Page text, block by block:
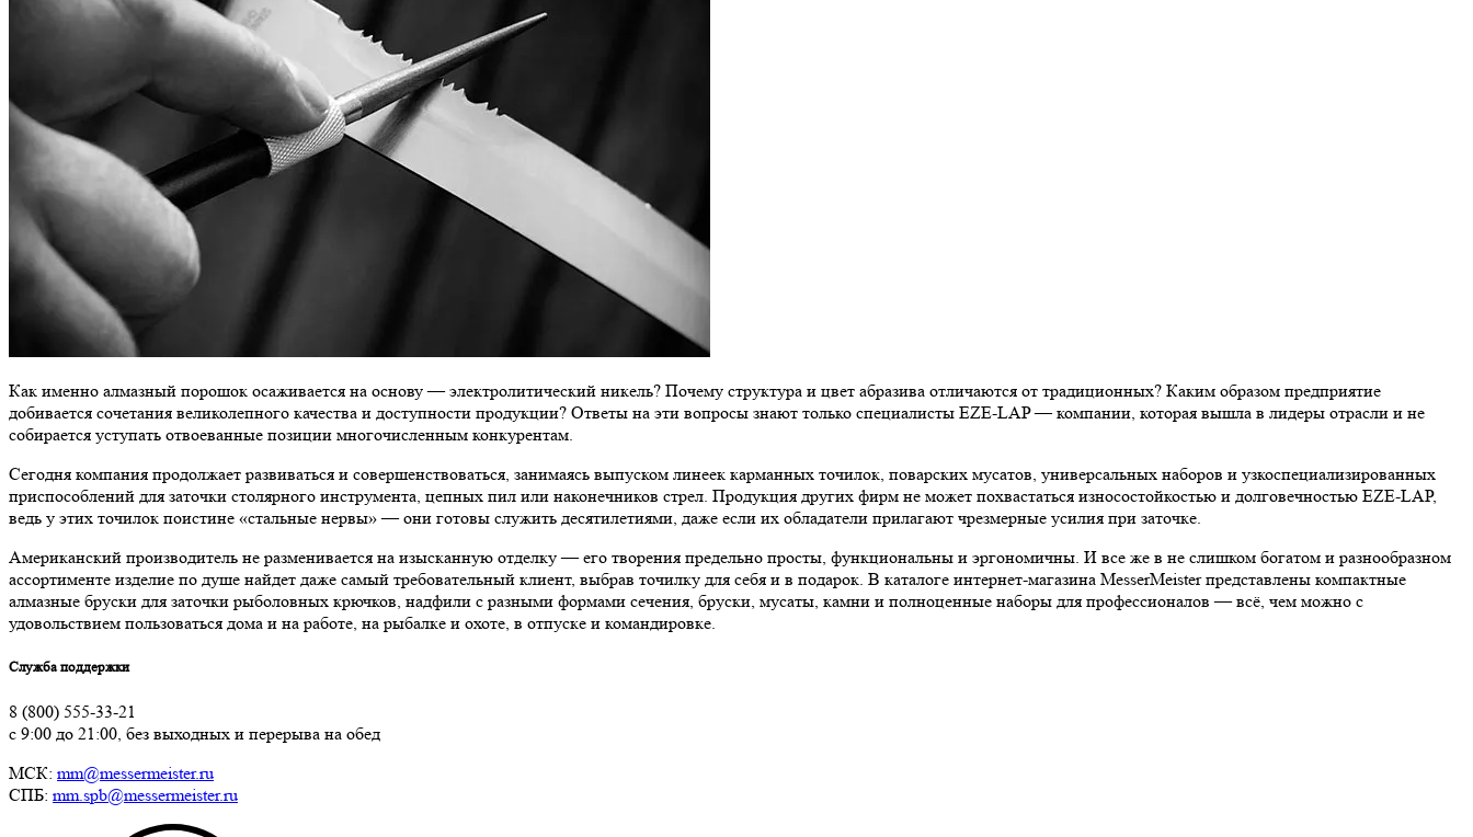
Как именно алмазный порошок осаживается на основу — электролитический никель? Почему структура и цвет абразива отличаются от традиционных? Каким образом предприятие
добивается сочетания великолепного качества и доступности продукции? Ответы на эти вопросы знают только специалисты EZE-LAP — компании, которая вышла в лидеры отрасли и не
собирается уступать отвоеванные позиции многочисленным конкурентам.
Сегодня компания продолжает развиваться и совершенствоваться, занимаясь выпуском линеек карманных точилок, поварских мусатов, универсальных наборов и узкоспециализированных
приспособлений для заточки столярного инструмента, цепных пил или наконечников стрел. Продукция других фирм не может похвастаться износостойкостью и долговечностью EZE-LAP,
ведь у этих точилок поистине «стальные нервы» — они готовы служить десятилетиями, даже если их обладатели прилагают чрезмерные усилия при заточке.
Американский производитель не разменивается на изысканную отделку — его творения предельно просты, функциональны и эргономичны. И все же в не слишком богатом и разнообразном
ассортименте изделие по душе найдет даже самый требовательный клиент, выбрав точилку для себя и в подарок. В каталоге интернет-магазина MesserMeister представлены компактные
алмазные бруски для заточки рыболовных крючков, надфили с разными формами сечения, бруски, мусаты, камни и полноценные наборы для профессионалов — всё, чем можно с
удовольствием пользоваться дома и на работе, на рыбалке и охоте, в отпуске и командировке.
Служба поддержки
8 (800) 555-33-21
с 9:00 до 21:00, без выходных и перерыва на обед
МСК: mm@messermeister.ru
СПБ: mm.spb@messermeister.ru